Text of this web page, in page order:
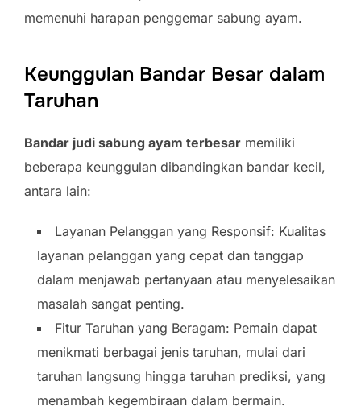
memenuhi harapan penggemar sabung ayam.
Keunggulan Bandar Besar dalam
Taruhan
Bandar judi sabung ayam terbesar memiliki
beberapa keunggulan dibandingkan bandar kecil,
antara lain:
Layanan Pelanggan yang Responsif: Kualitas
layanan pelanggan yang cepat dan tanggap
dalam menjawab pertanyaan atau menyelesaikan
masalah sangat penting.
Fitur Taruhan yang Beragam: Pemain dapat
menikmati berbagai jenis taruhan, mulai dari
taruhan langsung hingga taruhan prediksi, yang
menambah kegembiraan dalam bermain.